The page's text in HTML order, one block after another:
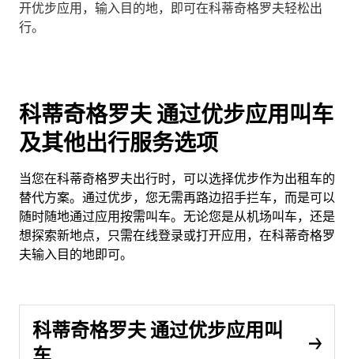
开优步应用，输入目的地，即可在科蒂奇格罗夫轻松出
行。
科蒂奇格罗夫 通过优步应用叫车
及其他出行服务选项
当您在科蒂奇格罗夫出行时，可以选择优步作为出租车的
替代方案。通过优步，您无需再路边招手拦车，而是可以
随时随地通过应用按需叫车。无论您是从机场叫车，还是
想探索新地点，只需在线登录或打开应用，在科蒂奇格罗
夫输入目的地即可。
科蒂奇格罗夫 通过优步应用叫